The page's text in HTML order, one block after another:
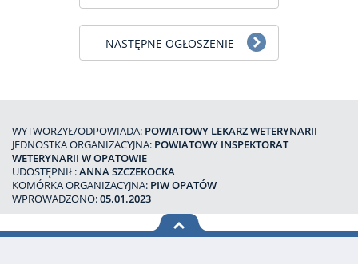
NASTĘPNE OGŁOSZENIE
WYTWORZYŁ/ODPOWIADA: POWIATOWY LEKARZ WETERYNARII
JEDNOSTKA ORGANIZACYJNA: POWIATOWY INSPEKTORAT
WETERYNARII W OPATOWIE
UDOSTĘPNIŁ:ANNA SZCZEKOCKA
KOMÓRKA ORGANIZACYJNA: PIW OPATÓW
WPROWADZONO:05.01.2023
na górę